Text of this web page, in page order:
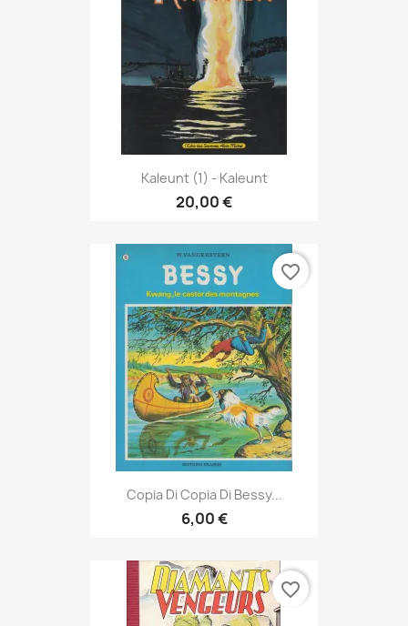
Kaleunt (1) - Kaleunt
20,00 €
Copia Di Copia Di Bessy...
6,00 €
favorite_border
favorite_border